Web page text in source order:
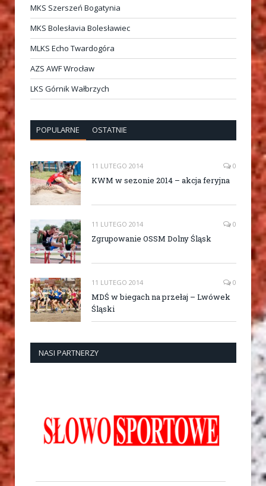
MKS Szerszeń Bogatynia
MKS Bolesłavia Bolesławiec
MLKS Echo Twardogóra
AZS AWF Wrocław
LKS Górnik Wałbrzych
POPULARNE OSTATNIE
11 LUTEGO 2014 0
KWM w sezonie 2014 – akcja feryjna
11 LUTEGO 2014 0
Zgrupowanie OSSM Dolny Śląsk
11 LUTEGO 2014 0
MDŚ w biegach na przełaj – Lwówek
Śląski
NASI PARTNERZY